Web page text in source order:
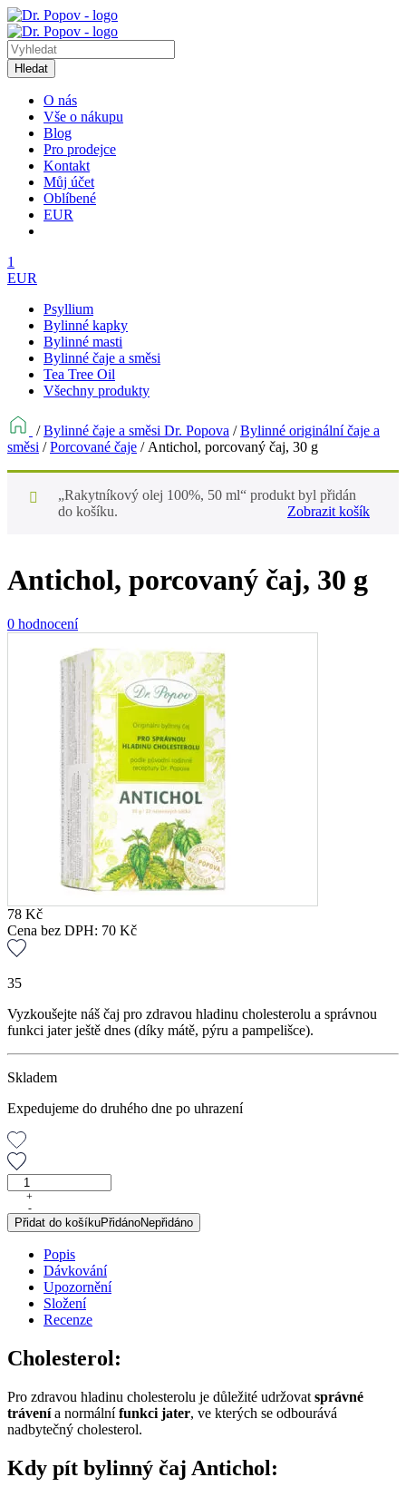
Hledat
O nás
Vše o nákupu
Blog
Pro prodejce
Kontakt
Můj účet
Oblíbené
EUR
1
EUR
Psyllium
Bylinné kapky
Bylinné masti
Bylinné čaje a směsi
Tea Tree Oil
Všechny produkty
/Bylinné čaje a směsi Dr. Popova /Bylinné originální čaje a
směsi /Porcované čaje / Antichol, porcovaný čaj, 30 g
„Rakytníkový olej 100%, 50 ml“ produkt byl přidán
do košíku.
Zobrazit košík
Antichol, porcovaný čaj, 30 g
0 hodnocení
78 Kč
Cena bez DPH: 70 Kč
35
Vyzkoušejte náš čaj pro zdravou hladinu cholesterolu a správnou
funkci jater ještě dnes (díky mátě, pýru a pampelišce).
Skladem
Expedujeme do druhého dne po uhrazení
Antichol,
porcovaný
čaj,
30
množství
+
-
Přidat do košíkuPřidánoNepřidáno
Popis
Dávkování
Upozornění
Složení
Recenze
Cholesterol:
Pro zdravou hladinu cholesterolu je důležité udržovat správné
trávenía normálnífunkci jater, ve kterých se odbourává
nadbytečný cholesterol.
Kdy pít bylinný čaj Antichol: